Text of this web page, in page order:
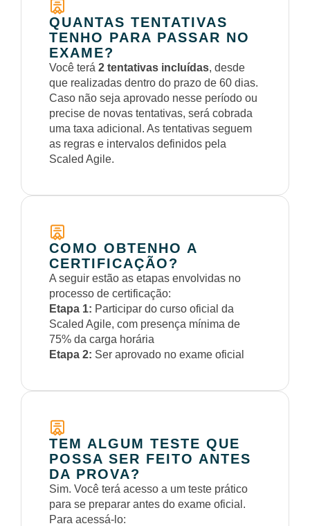
QUANTAS TENTATIVAS
TENHO PARA PASSAR NO
EXAME?
Você terá 2 tentativas incluídas, desde
que realizadas dentro do prazo de 60 dias.
Caso não seja aprovado nesse período ou
precise de novas tentativas, será cobrada
uma taxa adicional. As tentativas seguem
as regras e intervalos definidos pela
Scaled Agile.
COMO OBTENHO A
CERTIFICAÇÃO?
A seguir estão as etapas envolvidas no
processo de certificação:
Etapa 1: Participar do curso oficial da
Scaled Agile, com presença mínima de
75% da carga horária
Etapa 2: Ser aprovado no exame oficial
TEM ALGUM TESTE QUE
POSSA SER FEITO ANTES
DA PROVA?
Sim. Você terá acesso a um teste prático
para se preparar antes do exame oficial.
Para acessá-lo: